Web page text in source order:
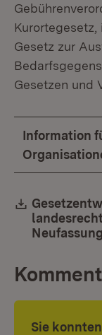
Gesetz zur
Gesetzen und
Information
Download:
Sie